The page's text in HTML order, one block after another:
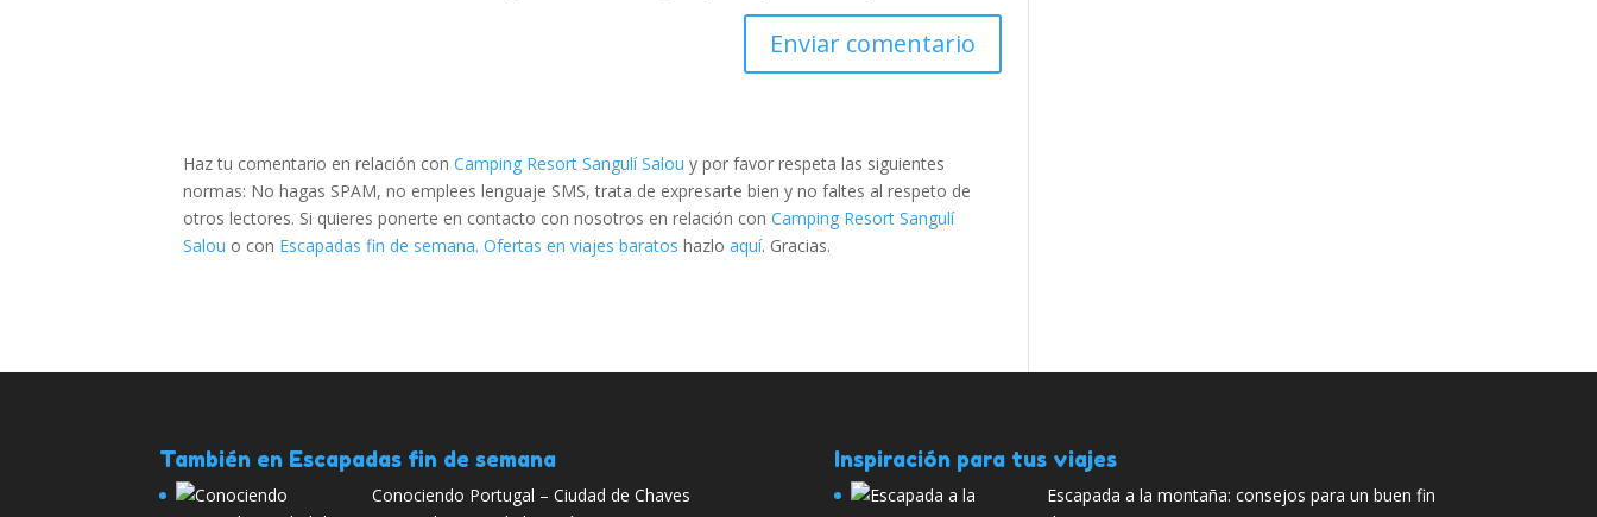
Haz tu comentario en relación conCamping Resort Sangulí Salou y por favor respeta las siguientes
normas: No hagas SPAM, no emplees lenguaje SMS, trata de expresarte bien y no faltes al respeto de
otros lectores. Si quieres ponerte en contacto con nosotros en relación conCamping Resort Sangulí
Salou o con Escapadas fin de semana. Ofertas en viajes baratos hazloaquí. Gracias.
También en Escapadas fin de semana
Conociendo Portugal – Ciudad de Chaves
Inspiración para tus viajes
Escapada a la montaña: consejos para un buen fin